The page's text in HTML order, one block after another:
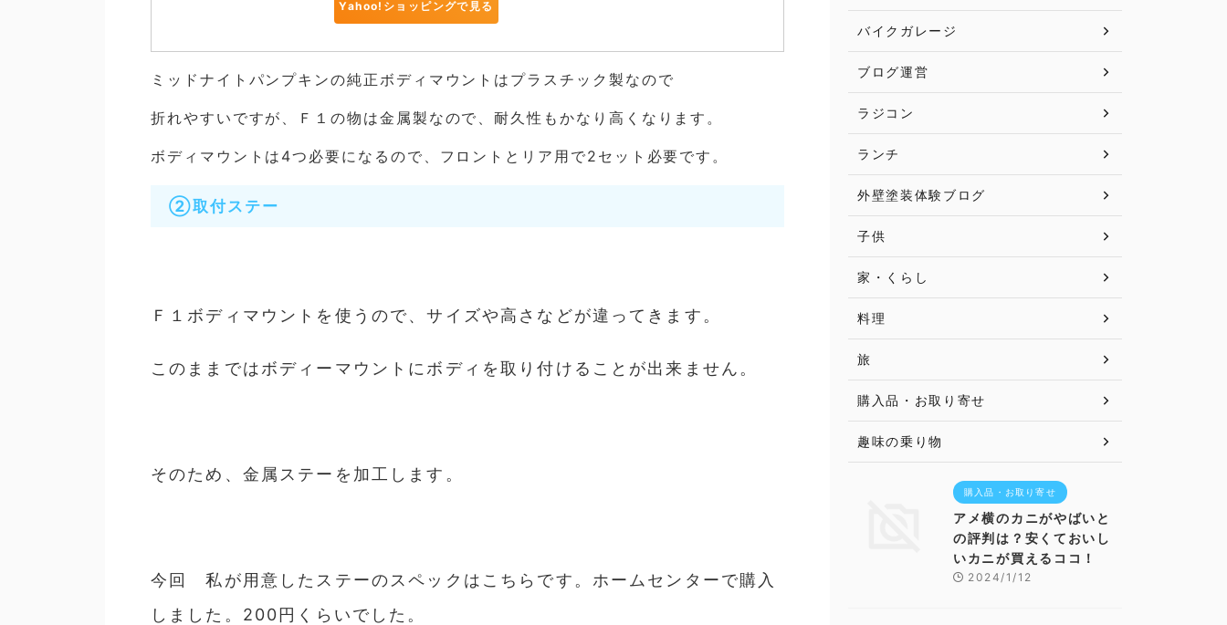
Yahoo!ショッピングで見る
ミッドナイトパンプキンの純正ボディマウントはプラスチック製なので
折れやすいですが、Ｆ１の物は金属製なので、耐久性もかなり高くなります。
ボディマウントは4つ必要になるので、フロントとリア用で2セット必要です。
②取付ステー
Ｆ１ボディマウントを使うので、サイズや高さなどが違ってきます。
このままではボディーマウントにボディを取り付けることが出来ません。
そのため、 金属ステーを加工します。
今回 私が用意したステーのスペックはこちらです。ホームセンターで購入
しました。200円くらいでした。
バイクガレージ
ブログ運営
ラジコン
ランチ
外壁塗装体験ブログ
子供
家・くらし
料理
旅
購入品・お取り寄せ
趣味の乗り物
購入品・お取り寄せ
アメ横のカニがやばいと
の評判は？安くておいし
いカニが買えるココ！
2024/1/12